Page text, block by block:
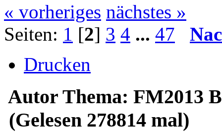
« vorheriges nächstes »
Seiten: 1 [2] 3 4 ... 47
Drucken
Autor Thema: FM2013
(Gelesen 278814 mal)